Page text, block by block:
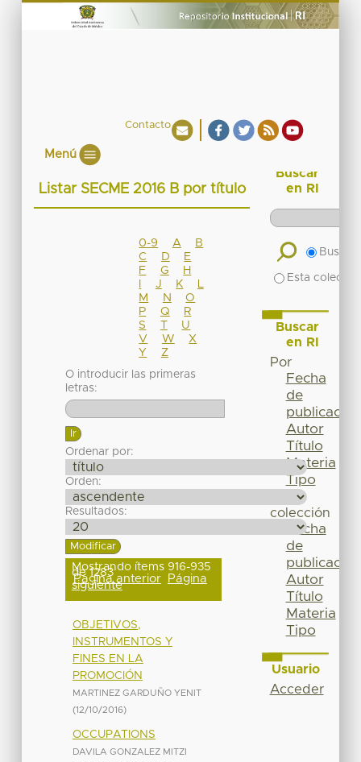
Contacto
Menú
Listar SECME 2016 B por título
0-9 A
B
C
D
E
F
G
H
J K
M
N
O
P
Q
R
S
T
U
V
W
X
Y
Z
O introducir las primeras
letras:
Ordenar por:
Orden:
Resultados:
Mostrando ítems 916-935
de 1283
Página anterior Página
siguiente
OBJETIVOS,
INSTRUMENTOS Y
FINES EN LA
PROMOCIÓN
MARTINEZ GARDUÑO YENIT
(12/10/2016)
OCCUPATIONS
DAVILA GONZALEZ MITZI
Buscar
en RI
Buscar
Esta
Buscar
en RI
Por
Fecha
de
publicación
Autor
Título
Materia
Tipo
colección
Fecha
de
publicación
Autor
Título
Materia
Tipo
Usuario
Acceder